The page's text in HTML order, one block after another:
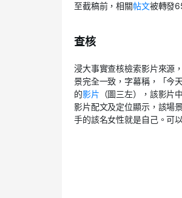
至截稿前，相關帖文被轉發
查核
浸大事實查核檢索影片來源
景完全一致，字幕稱，「今
的影片 （圖三左），該影
影片配文及定位顯示，該場
手的該名女性就是自己。可